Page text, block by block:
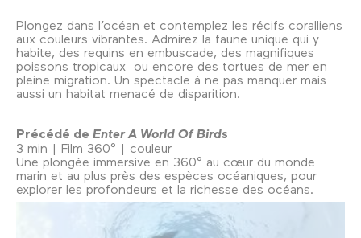
Plongez dans l’océan et contemplez les récifs coralliens
aux couleurs vibrantes. Admirez la faune unique qui y
habite, des requins en embuscade, des magnifiques
poissons tropicaux ou encore des tortues de mer en
pleine migration. Un spectacle à ne pas manquer mais
aussi un habitat menacé de disparition.
Précédé de Enter A World Of Birds
3 min | Film 360° | couleur
Une plongée immersive en 360° au cœur du monde
marin et au plus près des espèces océaniques, pour
explorer les profondeurs et la richesse des océans.